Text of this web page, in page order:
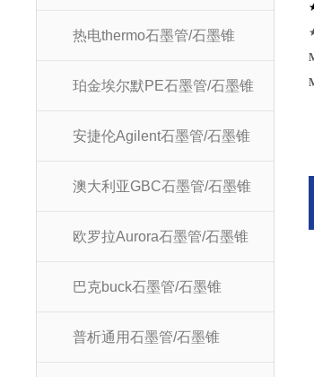
热电thermo石墨管/石墨锥
珀金埃尔默PE石墨管/石墨锥
安捷伦Agilent石墨管/石墨锥
澳大利亚GBC石墨管/石墨锥
欧罗拉Aurora石墨管/石墨锥
巴克buck石墨管/石墨锥
普析通用石墨管/石墨锥